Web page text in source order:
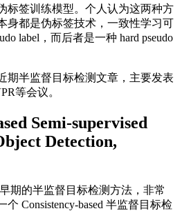
标签训练模型。个人认为这两种方
身都是伪标签技术，一致性学习可
label，而后者是一种 hard pseudo
期半监督目标检测文章，主要发表
等会议。
Semi-supervised
Detection,
期的半监督目标检测方法，非常
Consistency-based 半监督目标检